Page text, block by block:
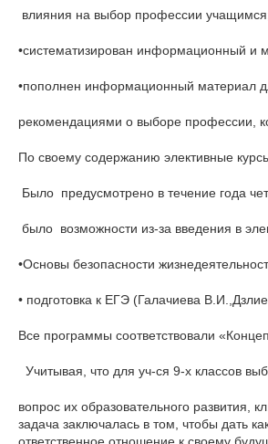
влияния на выбор профессии
•систематизирован информационный и
•пополнен информационный материал
рекомендациями о выборе профессии,
По своему содержанию элективные
Было  предусмотрено в течение года
было  возможности из-за введения в
•Основы безопасности
• подготовка к ЕГЭ (Галачиева
Все программы соответствовали
Учитывая, что для уч-ся 9-х классов
вопрос их образовательного развития,
задача заключалась в том, чтобы